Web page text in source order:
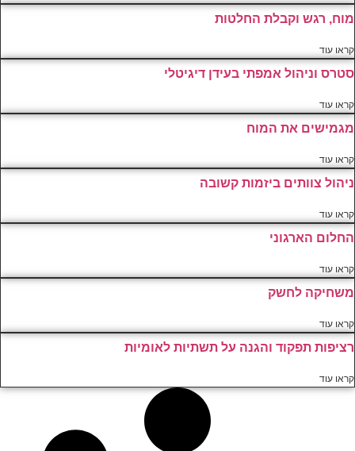
מוח, רגש וקבלת החלטות
קראו עוד
סטרס וניהול אמפתי בעידן דיגיטלי
קראו עוד
מגמישים את המוח
קראו עוד
ניהול צוותים ביזמות קשובה
קראו עוד
החלום הארגוני
קראו עוד
משחיקה לחשק
קראו עוד
רציפות תפקוד והגנה על תשתיות לאומיות
קראו עוד